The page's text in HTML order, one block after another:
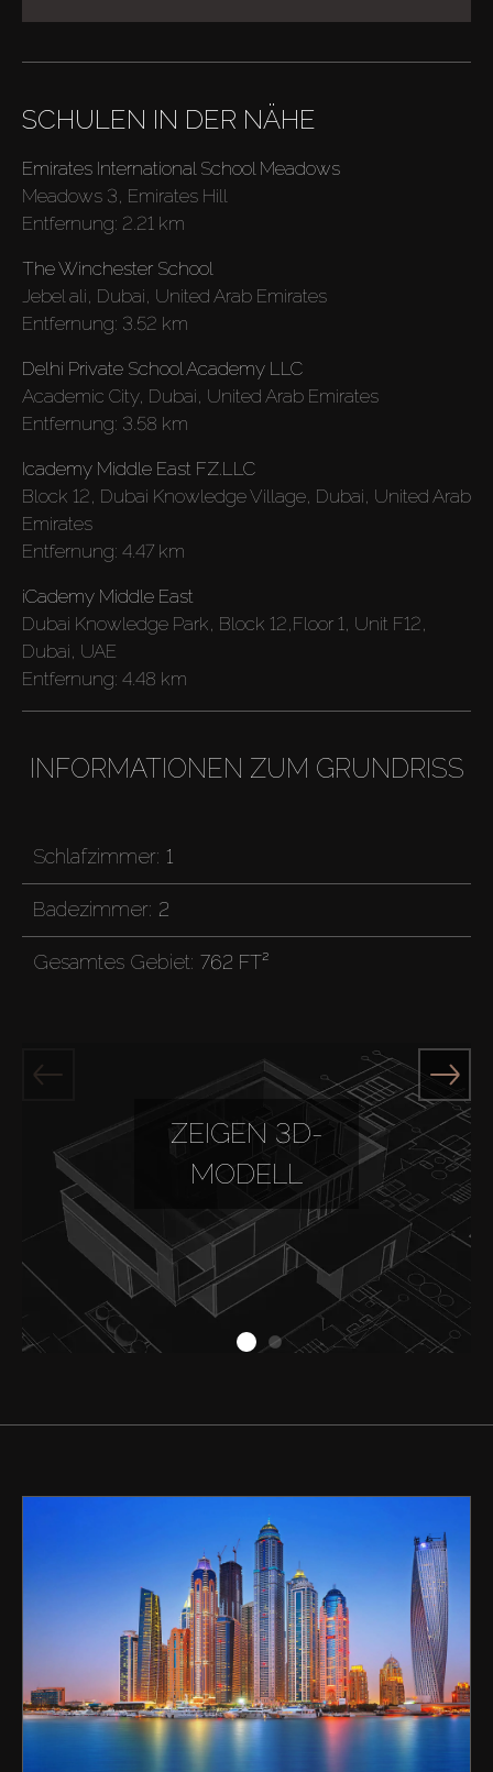
Kaufen
Miete
Verkaufen
About Us
SCHULEN IN DER NÄHE
Emirates International School Meadows
Meadows 3, Emirates Hill
Entfernung: 2.21 km
The Winchester School
Jebel ali, Dubai, United Arab Emirates
Entfernung: 3.52 km
Delhi Private School Academy LLC
Academic City, Dubai, United Arab Emirates
Entfernung: 3.58 km
Icademy Middle East FZ.LLC
Block 12, Dubai Knowledge Village, Dubai, United Arab
Emirates
Entfernung: 4.47 km
iCademy Middle East
Dubai Knowledge Park, Block 12,Floor 1, Unit F12,
Dubai, UAE
Entfernung: 4.48 km
INFORMATIONEN ZUM GRUNDRISS
Schlafzimmer: 1
Badezimmer: 2
Gesamtes Gebiet: 762 FT²
ZEIGEN 3D-
MODELL